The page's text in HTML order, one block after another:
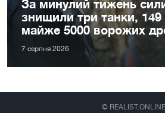
За минулий тижень
знищили три танки, 149
майже 5000 ворожих
7 серпня 2026
© REALIST.ONLINE